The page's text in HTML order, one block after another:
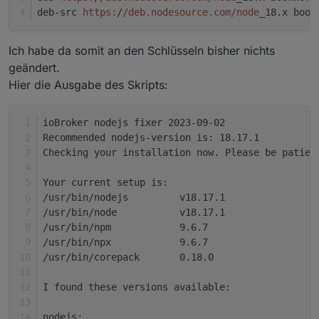
Backup für den Fall der Fälle. )
nodejs in der Version von nodesource inkl. der
Schlüssel usw. installiert.
Version aus diesem Zweig installiert.
Zur Zeit ist also XX = 18 , 20 oder 22 möglich.
mehrere verschachtelte Fehler vorliegen) das
Skript nochmal laufen lassen. Wenn alles
aus:
Also 2x 'nothing to do'.
(2x aber nur, wenn die Empfehlung aus dem
iobroker herausgelesen werden konnte. Das
funktioniert aber nicht immer, für Multihost-
Meinungen? Anregungen? Wünsche?
Wer da tiefer einsteigen möchte und vielleicht
https://forum.iobroker.net/topic/35090/howto-
nodejs-installation-und-upgrades-unter-debian
deb-src
https: //deb.nodesource.com/node _18.x
Ich habe da somit an den Schlüsseln bisher nichts
geändert.
Hier die Ausgabe des Skripts:
ioBroker nodejs fixer 2023-09-02
Recommended nodejs-version is: 18.17.1
Checking your installation now. Please be
Your current setup is:
/usr/bin/nodejs         v18.17.1
/usr/bin/node           v18.17.1
/usr/bin/npm            9.6.7
/usr/bin/npx            9.6.7
/usr/bin/corepack       0.18.0
I found these versions available: